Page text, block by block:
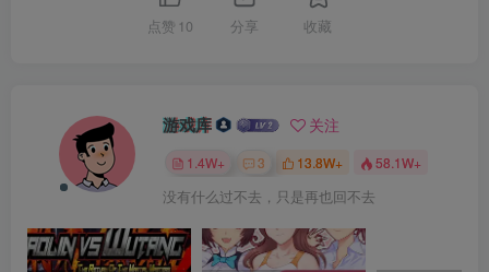
点赞 10 分享 收藏
游戏库 关注
1.4W+ 3 13.8W+ 58.1W+
没有什么过不去，只是再也回不去